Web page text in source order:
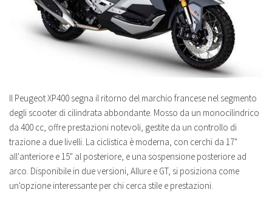
Il Peugeot XP400 segna il ritorno del marchio francese nel segmento
degli scooter di cilindrata abbondante. Mosso da un monocilindrico
da 400 cc, offre prestazioni notevoli, gestite da un controllo di
trazione a due livelli. La ciclistica è moderna, con cerchi da 17"
all'anteriore e 15" al posteriore, e una sospensione posteriore ad
arco. Disponibile in due versioni, Allure e GT, si posiziona come
un'opzione interessante per chi cerca stile e prestazioni.